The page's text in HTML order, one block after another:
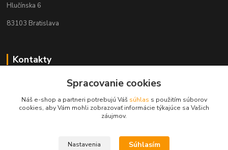
Hlučínska 6
83103 Bratislava
Kontakty
+421 908 678 479
info@audiovideoshop.sk
Spracovanie cookies
Náš e-shop a partneri potrebujú Váš súhlas s použitím súborov
cookies, aby Vám mohli zobrazovať informácie týkajúce sa Vašich
záujmov.
Nastavenia Súhlasím